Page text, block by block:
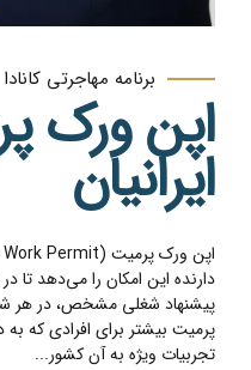
برنامه مهاجرتی کانادا
اپن ورک
ایرانیان
دارنده این امکان را می‌دهد تا
پیشنهاد شغلی مشخص، در هر
پرمیت بیشتر برای افرادی که
تجربیات ویژه به آن کشور...